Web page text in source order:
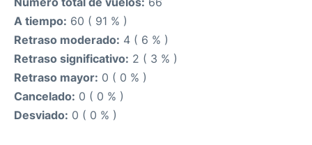
A tiempo: 60 ( 91 % )
Retraso moderado: 4 ( 6 % )
Retraso significativo: 2 ( 3 % )
Retraso mayor: 0 ( 0 % )
Cancelado: 0 ( 0 % )
Desviado: 0 ( 0 % )